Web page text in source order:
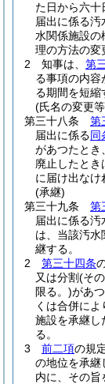
た日から六
届出に係る
水関係施設の
理の方法の変
2
知事は、 第
る事項の内容
る期間を短縮
(氏名の変更
第三十八条
第
届出に係る同
があつたとき
廃止したと
に届け出なけ
(承継)
第三十九条
第
届出に係る
は、当該汚水
継する。
2
第三十四条
又は分割(そ
限る。)があ
くは合併に
施設を承継し
る。
3
前二項の規
の地位を承継
内に、その旨